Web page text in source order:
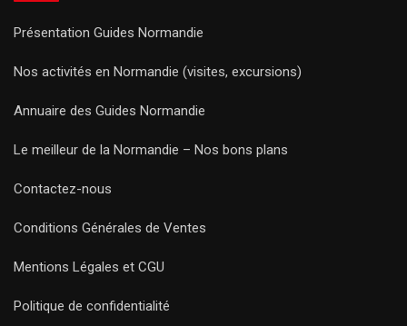
Présentation Guides Normandie
Nos activités en Normandie (visites, excursions)
Annuaire des Guides Normandie
Le meilleur de la Normandie – Nos bons plans
Contactez-nous
Conditions Générales de Ventes
Mentions Légales et CGU
Politique de confidentialité